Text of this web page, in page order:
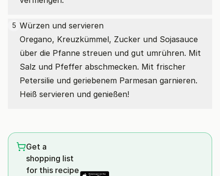
5 Würzen und servieren
Oregano, Kreuzkümmel, Zucker und Sojasauce
über die Pfanne streuen und gut umrühren. Mit
Salz und Pfeffer abschmecken. Mit frischer
Petersilie und geriebenem Parmesan garnieren.
Heiß servieren und genießen!
Get a
shopping list
for this recipe